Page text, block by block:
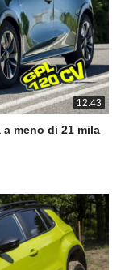
12:43
a meno di 21 mila